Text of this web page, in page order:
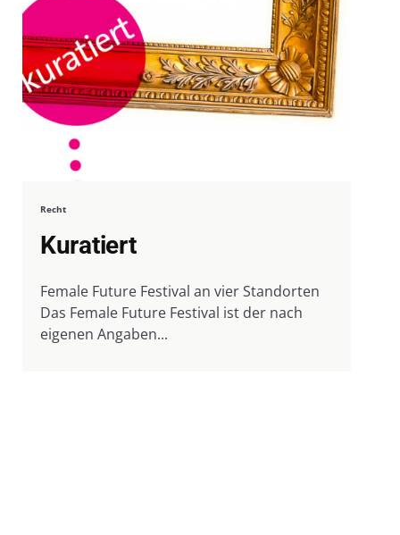
Recht
Kuratiert
Female Future Festival an vier Standorten
Das Female Future Festival ist der nach
eigenen Angaben...